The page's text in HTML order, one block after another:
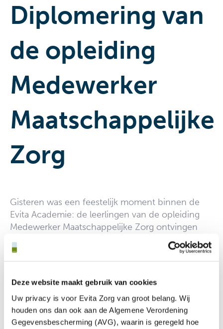
Deze website maakt gebruik van cookies
Uw privacy is voor Evita Zorg van groot belang. Wij
houden ons dan ook aan de Algemene Verordening
Gegevensbescherming (AVG), waarin is geregeld hoe
Diplomering van
de opleiding
Medewerker
Maatschappelijke
Zorg
Gisteren was een feestelijk moment binnen de
Evita Academie: de leerlingen van de opleiding
Medewerker Maatschappelijke Zorg ontvingen
hun diploma succesvol behaald en
ook Georgio en Charlotte hebben mooie stappen
gezet met het behalen van hun certificaten.
Simona zal later dit jaar officieel diplomeren zodra